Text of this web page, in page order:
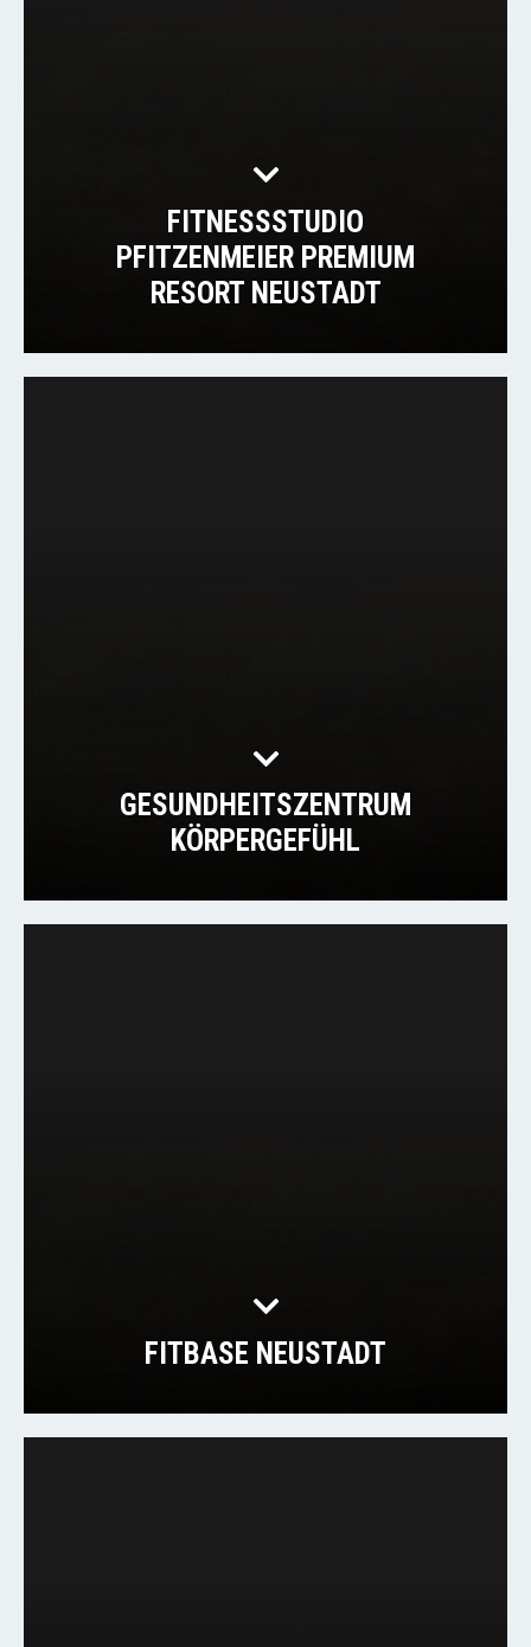
FITNESSSTUDIO
PFITZENMEIER PREMIUM
RESORT NEUSTADT
GESUNDHEITSZENTRUM
KÖRPERGEFÜHL
FITBASE NEUSTADT